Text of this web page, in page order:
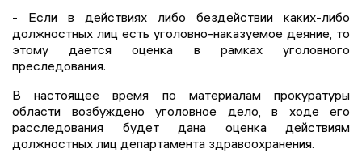
- Если в действиях либо бездействии каких-либо
должностных лиц есть уголовно-наказуемое деяние, то
этому дается оценка в рамках уголовного
преследования.
В настоящее время по материалам прокуратуры
области возбуждено уголовное дело, в ходе его
расследования будет дана оценка действиям
должностных лиц департамента здравоохранения.